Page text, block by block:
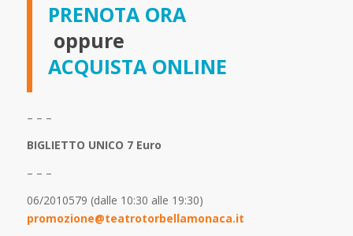
PRENOTA ORA
oppure
ACQUISTA ONLINE
– – –
BIGLIETTO UNICO 7 Euro
– – –
06/2010579 (dalle 10:30 alle 19:30)
promozione@teatrotorbellamonaca.it